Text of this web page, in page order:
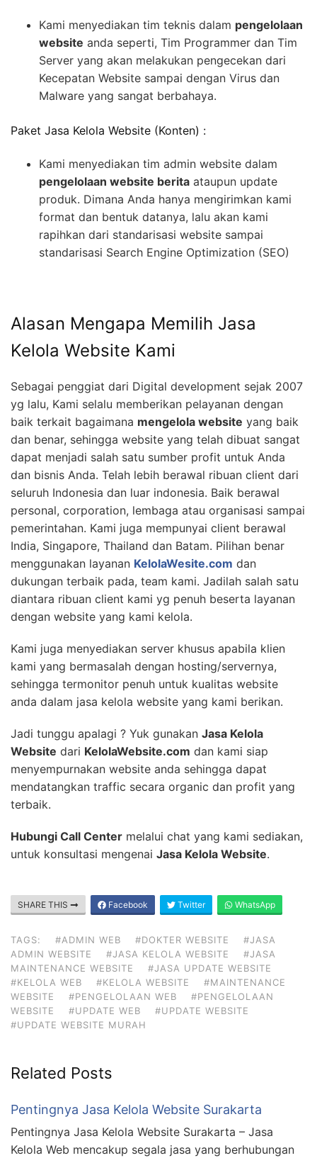
Kami menyediakan tim teknis dalam pengelolaan
website anda seperti, Tim Programmer dan Tim
Server yang akan melakukan pengecekan dari
Kecepatan Website sampai dengan Virus dan
Malware yang sangat berbahaya.
Paket Jasa Kelola Website (Konten) :
Kami menyediakan tim admin website dalam
pengelolaan website berita ataupun update
produk. Dimana Anda hanya mengirimkan kami
format dan bentuk datanya, lalu akan kami
rapihkan dari standarisasi website sampai
standarisasi Search Engine Optimization (SEO)
Alasan Mengapa Memilih Jasa
Kelola Website Kami
Sebagai penggiat dari Digital development sejak 2007
yg lalu, Kami selalu memberikan pelayanan dengan
baik terkait bagaimana mengelola website yang baik
dan benar, sehingga website yang telah dibuat sangat
dapat menjadi salah satu sumber profit untuk Anda
dan bisnis Anda. Telah lebih berawal ribuan client dari
seluruh Indonesia dan luar indonesia. Baik berawal
personal, corporation, lembaga atau organisasi sampai
pemerintahan. Kami juga mempunyai client berawal
India, Singapore, Thailand dan Batam. Pilihan benar
menggunakan layanan KelolaWesite.com dan
dukungan terbaik pada, team kami. Jadilah salah satu
diantara ribuan client kami yg penuh beserta layanan
dengan website yang kami kelola.
Kami juga menyediakan server khusus apabila klien
kami yang bermasalah dengan hosting/servernya,
sehingga termonitor penuh untuk kualitas website
anda dalam jasa kelola website yang kami berikan.
Jadi tunggu apalagi ? Yuk gunakan Jasa Kelola
Website dari KelolaWebsite.com dan kami siap
menyempurnakan website anda sehingga dapat
mendatangkan traffic secara organic dan profit yang
terbaik.
Hubungi Call Center melalui chat yang kami sediakan,
untuk konsultasi mengenai Jasa Kelola Website.
SHARE THIS Facebook Twitter WhatsApp
TAGS: #ADMIN WEB #DOKTER WEBSITE
#JASA
ADMIN WEBSITE
#JASA KELOLA WEBSITE
#JASA
MAINTENANCE WEBSITE
#JASA UPDATE WEBSITE
#KELOLA WEB
#KELOLA WEBSITE
#MAINTENANCE
WEBSITE
#PENGELOLAAN WEB
#PENGELOLAAN
WEBSITE
#UPDATE WEB
#UPDATE WEBSITE
#UPDATE WEBSITE MURAH
Related Posts
Pentingnya Jasa Kelola Website Surakarta
Pentingnya Jasa Kelola Website Surakarta – Jasa
Kelola Web mencakup segala jasa yang berhubungan